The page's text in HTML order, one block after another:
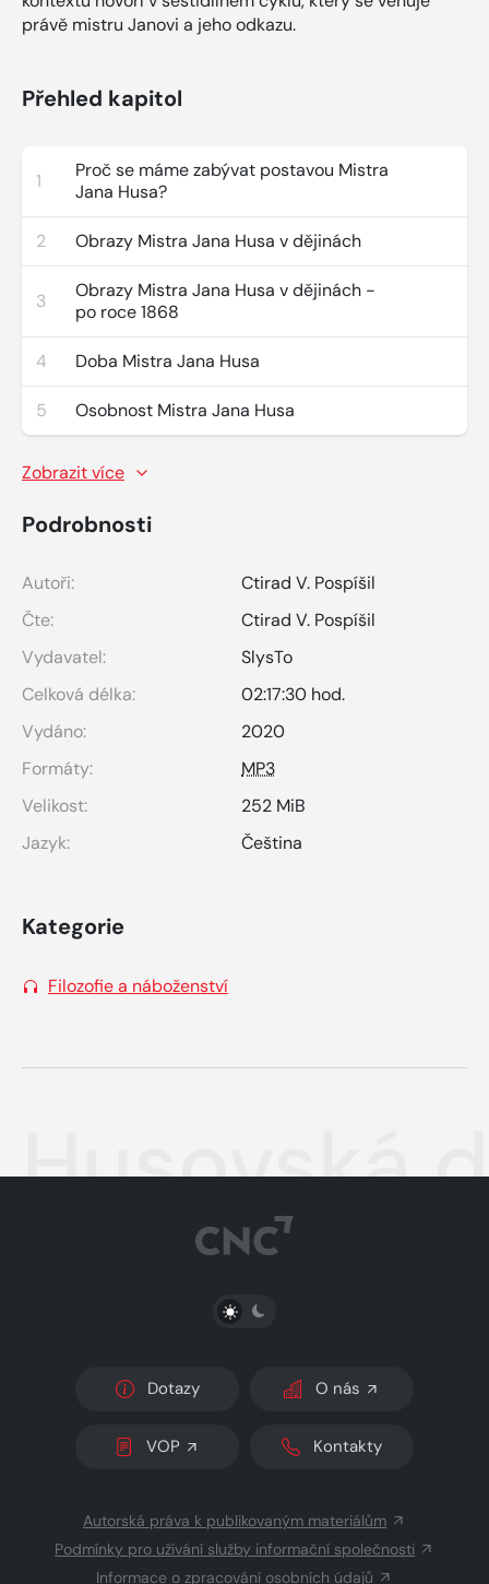
právě mistru Janovi a jeho odkazu.
Přehled kapitol
1
Proč se máme zabývat postavou Mistra
Jana Husa?
2 Obrazy Mistra Jana Husa v dějinách
3
Obrazy Mistra Jana Husa v dějinách -
po roce 1868
4 Doba Mistra Jana Husa
5 Osobnost Mistra Jana Husa
Zobrazit více
Podrobnosti
Autoři:
Ctirad V. Pospíšil
Čte:
Ctirad V. Pospíšil
Vydavatel:
SlysTo
Celková délka:
02:17:30 hod.
Vydáno:
2020
Formáty:
MP3
Velikost:
252 MiB
Jazyk:
Čeština
Kategorie
Filozofie a náboženství
Husovská
PŘEPNOUT SVĚTLÝ/TMAVÝ REŽIM
Dotazy O nás
VOP Kontakty
Autorská práva k publikovaným materiálům
Podmínky pro užívání služby informační společnosti
Informace o zpracování osobních údajů